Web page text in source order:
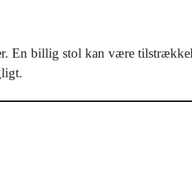
En billig stol kan være